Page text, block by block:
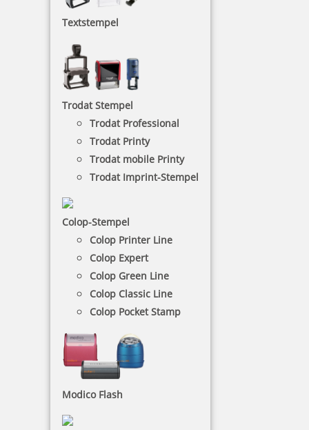
Textstempel
Trodat Stempel
Trodat Professional
Trodat Printy
Trodat mobile Printy
Trodat Imprint-Stempel
Colop-Stempel
Colop Printer Line
Colop Expert
Colop Green Line
Colop Classic Line
Colop Pocket Stamp
Modico Flash
Es gibt eine große Auswahl an Motiven für
verschiedene Anlässe, für die Freizeit oder für
verschiedene Arbeitsbereiche.
€-
MOTIVSTEMPEL - KATEGORIEN
Ausmalstempel
Bonusstempel